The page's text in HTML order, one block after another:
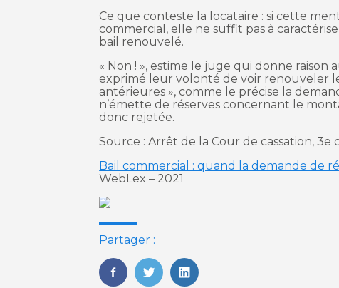
Ce que conteste la locataire : si cette
commercial, elle ne suffit pas à
bail renouvelé.
« Non ! », estime le juge qui donne
exprimé leur volonté de voir renouveler
antérieures », comme le précise la
n’émette de réserves concernant le
donc rejetée.
Source : Arrêt de la Cour de cassation, 3e
Bail commercial : quand la demande de
WebLex – 2021
Partager :